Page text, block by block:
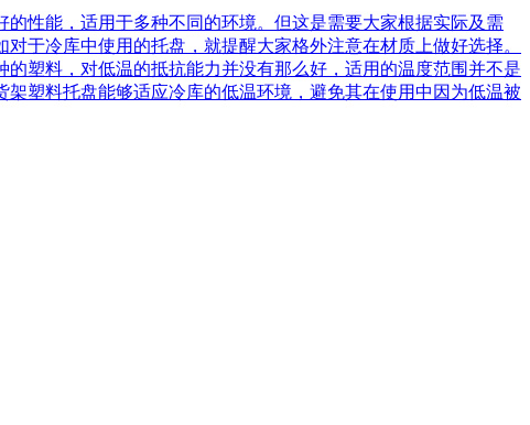
性能，适用于多种不同的环境。但这是需要大家根据实际及需
于冷库中使用的托盘，就提醒大家格外注意在材质上做好选择。
塑料，对低温的抵抗能力并没有那么好，适用的温度范围并不是
塑料托盘能够适应冷库的低温环境，避免其在使用中因为低温被